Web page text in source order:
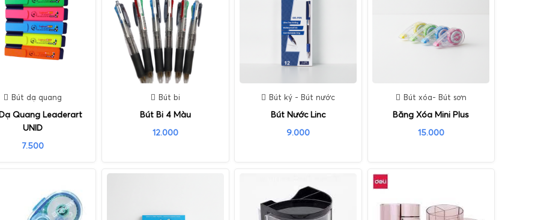
Bút dạ quang
Quang Leaderart
UNID
7.500
Bút bi
Bút Bi 4 Màu
12.000
Bút ký - Bút nước
Bút Nước Linc
9.000
Bút xóa- Bút sơn
Băng Xóa Mini Plus
15.000